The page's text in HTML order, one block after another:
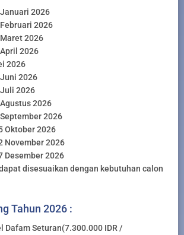
2026
2026
2026
2026
2026
2026
2026
2026
2026
Oktober 2026
November 2026
Desember 2026
disesuaikan dengan kebutuhan calon
Tahun 2026 :
Dafam Seturan(7.300.000 IDR /